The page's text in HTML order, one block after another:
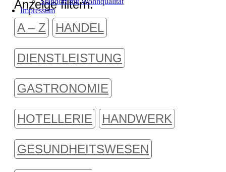
Impressum
Anzeige filtern:
A – Z
HANDEL
DIENSTLEISTUNG
GASTRONOMIE
HOTELLERIE HANDWERK
GESUNDHEITSWESEN